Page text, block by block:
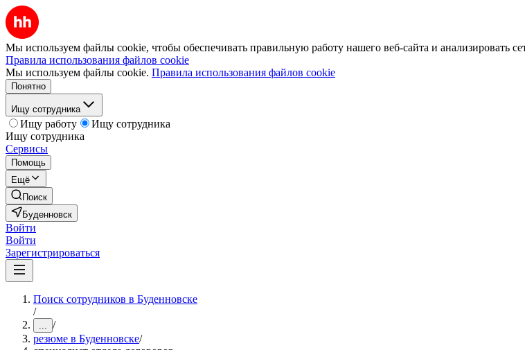
Мы используем файлы cookie, чтобы обеспечивать правильную работу нашего веб-сайта и анализировать
Правила использования файлов cookie
Мы используем файлы cookie. Правила использования файлов cookie
Понятно
Ищу сотрудника
Ищу работу
Ищу сотрудника
Ищу сотрудника
Сервисы
Помощь
Ещё
Поиск
Буденновск
Войти
Войти
Зарегистрироваться
Поиск сотрудников в Буденновске
/
... /
резюме в Буденновске/